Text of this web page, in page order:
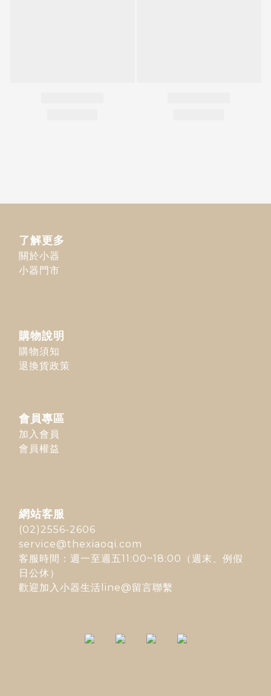
了解更多
關於小器
小器門市
購物說明
購物須知
退換貨政策
會員專區
加入會員
會員權益
網站客服
(02)2556-2606
service@thexiaoqi.com
客服時間：週一至週五11:00~18:00（週末、例假
日公休）
歡迎加入 小器生活line@留言聯繫